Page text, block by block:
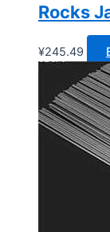
Rocks
¥245.49